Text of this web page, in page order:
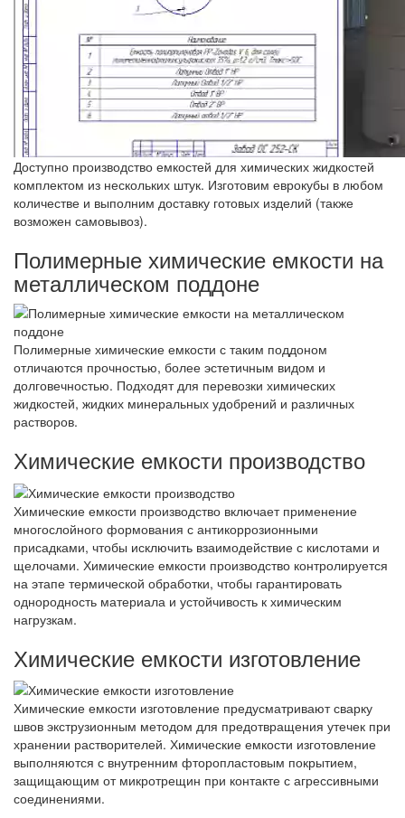
Доступно производство емкостей для химических жидкостей
комплектом из нескольких штук. Изготовим еврокубы в любом
количестве и выполним доставку готовых изделий (также
возможен самовывоз).
Полимерные химические емкости на
металлическом поддоне
Полимерные химические емкости с таким поддоном
отличаются прочностью, более эстетичным видом и
долговечностью. Подходят для перевозки химических
жидкостей, жидких минеральных удобрений и различных
растворов.
Химические емкости производство
Химические емкости производство включает применение
многослойного формования с антикоррозионными
присадками, чтобы исключить взаимодействие с кислотами и
щелочами. Химические емкости производство контролируется
на этапе термической обработки, чтобы гарантировать
однородность материала и устойчивость к химическим
нагрузкам.
Химические емкости изготовление
Химические емкости изготовление предусматривают сварку
швов экструзионным методом для предотвращения утечек при
хранении растворителей. Химические емкости изготовление
выполняются с внутренним фторопластовым покрытием,
защищающим от микротрещин при контакте с агрессивными
соединениями.